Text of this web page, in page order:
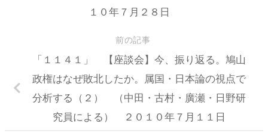
１０年７月２８日
前の記事
「１１４１」 【座談会】今、振り返る。鳩山
政権はなぜ敗北したか。属国・日本論の視点で
分析する（２） （中田・古村・廣瀬・日野研
究員による） ２０１０年７月１１日